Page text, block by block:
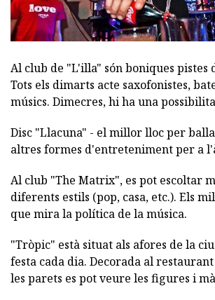
Al club de "L'illa" són boniques pistes
Tots els dimarts acte saxofonistes,
músics. Dimecres, hi ha una
Disc "Llacuna" - el millor lloc per
altres formes d'entreteniment per a
Al club "The Matrix", es pot escoltar
diferents estils (pop, casa, etc.). Els
que mira la política de la música.
"Tròpic" està situat als afores de la
festa cada dia. Decorada al
les parets es pot veure les figures i